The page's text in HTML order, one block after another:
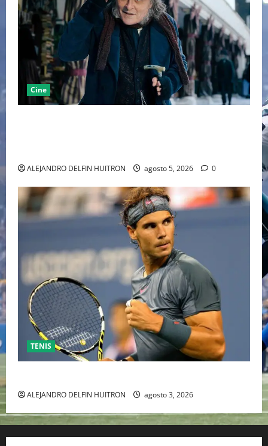
Cine
ALEJANDRO DELFIN HUITRON agosto 5, 2026 0
TENIS
ALEJANDRO DELFIN HUITRON agosto 3, 2026